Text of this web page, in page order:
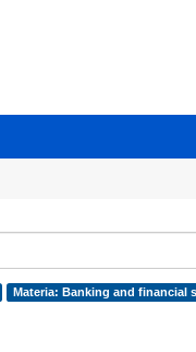
Materia: Banking and financial